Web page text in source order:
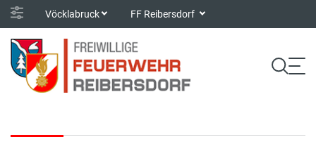
Vöcklabruck FF Reibersdorf